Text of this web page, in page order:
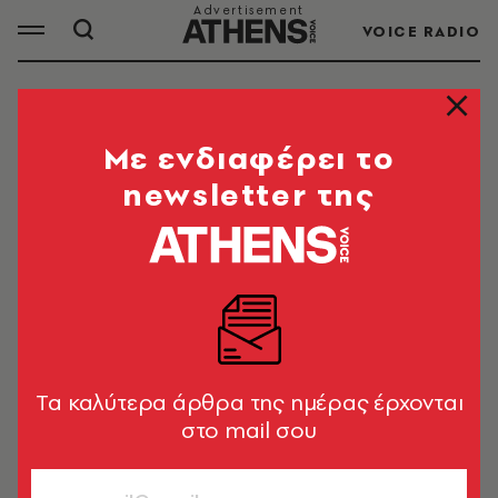
VOICE RADIO
ΑΔΩΝΙΣ ΓΕΩΡΓΙΑΔΗΣ
Ο Άδωνις Γεωργιάδης είναι πολιτικός. Από το
2012 εκλέγεται με τη Νέα Δημοκρατία και από
το 2019 είναι Υπουργός Ανάπτυξης και
ΟΛΑ ΤΑ ΑΡΘΡΑ ΤΟΥ TAG
ΑΔΩΝΙΣ ΓΕΩΡΓΙΑΔΗΣ
Mε ενδιαφέρει το
newsletter της
Tα καλύτερα άρθρα της ημέρας έρχονται
στο mail σου